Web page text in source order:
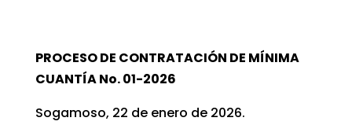
PROCESO DE CONTRATACIÓN DE MÍNIMA
CUANTÍA No. 01-2026
Sogamoso, 22 de enero de 2026.